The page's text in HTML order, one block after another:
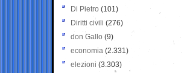
Di Pietro (101)
Diritti civili (276)
don Gallo (9)
economia (2.331)
elezioni (3.303)